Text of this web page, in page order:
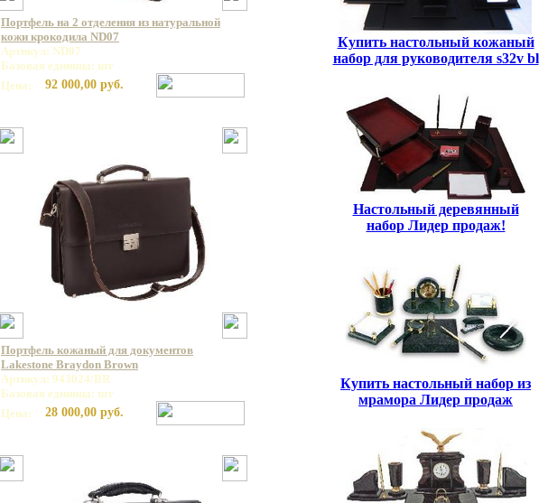
Портфель на 2 отделения из натуральной
кожи крокодила ND07
Артикул: ND07
Базовая единица: шт
Цена:
92 000,00 руб.
Портфель кожаный для документов
Lakestone Braydon Brown
Артикул: 943024/BR
Базовая единица: шт
Цена:
28 000,00 руб.
Купить настольный кожаный
набор для руководителя s32v bl
Настольный деревянный
набор Лидер продаж!
Купить настольный набор из
мрамора Лидер продаж